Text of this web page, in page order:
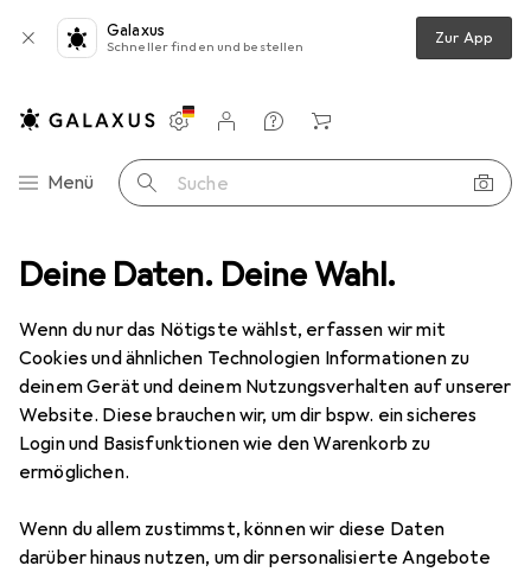
Deine Daten. Deine Wahl.
Wenn du nur das Nötigste wählst, erfassen wir mit
Cookies und ähnlichen Technologien Informationen zu
deinem Gerät und deinem Nutzungsverhalten auf unserer
Website. Diese brauchen wir, um dir bspw. ein sicheres
Login und Basisfunktionen wie den Warenkorb zu
ermöglichen.
Wenn du allem zustimmst, können wir diese Daten
darüber hinaus nutzen, um dir personalisierte Angebote
Galaxus
Schneller finden und bestellen Zur App
Navigation nach Kategorien
Menü Suche
Einstellungen
Kundenkonto
Vergleichslisten
Merklisten
Warenkorb
Bohrereinsatz Makita HSS Spiralbohrer, 10mm x 133 mm
5 Bilder
MENGENRABATT
MakitaHSS Spiralbohrer, 10mm x 133
mm
EUR
6,86